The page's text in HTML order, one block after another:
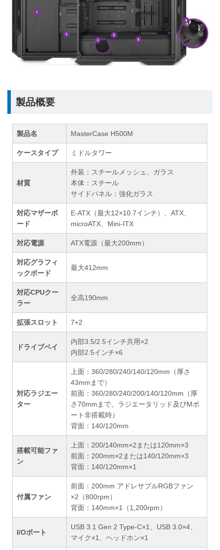
製品概要
製品名 MasterCase H500M
ケースタイプ ミドルタワー
材質
外装：スチールメッシュ、ガラス
本体：スチール
サイドパネル：強化ガラス
対応マザーボ
ード
E-ATX（最大12×10.7インチ）、ATX、
microATX、Mini-ITX
対応電源 ATX電源（最大200mm）
対応グラフィ
ックボード
最大412mm
対応CPUクー
ラー
全高190mm
拡張スロット 7+2
ドライブベイ
内部3.5/2.5インチ共用×2
内部2.5インチ×6
対応ラジエー
ター
上面：360/280/240/140/120mm（厚さ
43mmまで）
前面：360/280/240/200/140/120mm（厚
さ70mmまで、ラジエータリッド及びMポ
ート非搭載時）
背面：140/120mm
搭載可能ファ
ン
上面：200/140mm×2または120mm×3
前面：200mm×2または140/120mm×3
背面：140/120mm×1
付属ファン
前面：200mm アドレサブルRGBファン
×2（800rpm）
背面：140mm×1（1,200rpm）
I/Oポート
USB 3.1 Gen 2 Type-C×1、USB 3.0×4、
マイク×1、ヘッドホン×1